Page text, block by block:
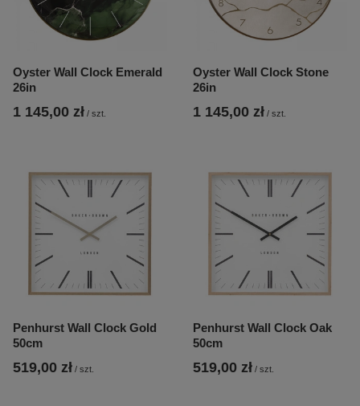
Oyster Wall Clock Emerald
26in
1 145,00 zł / szt.
Oyster Wall Clock Stone
26in
1 145,00 zł / szt.
Penhurst Wall Clock Gold
50cm
519,00 zł / szt.
Penhurst Wall Clock Oak
50cm
519,00 zł / szt.